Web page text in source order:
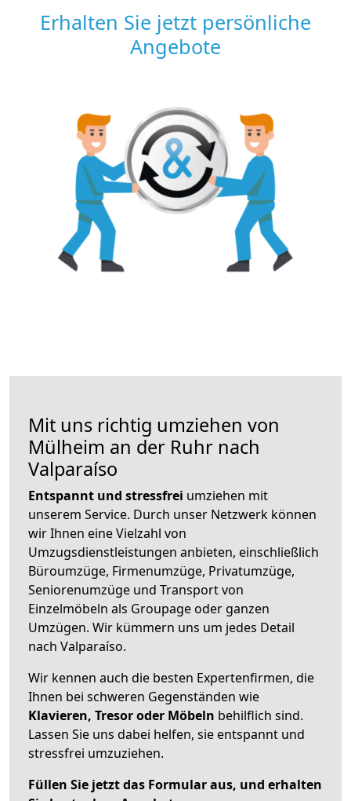
Erhalten Sie jetzt persönliche
Angebote
Mit uns richtig umziehen von
Mülheim an der Ruhr nach
Valparaíso
Entspannt und stressfrei umziehen mit
unserem Service. Durch unser Netzwerk können
wir Ihnen eine Vielzahl von
Umzugsdienstleistungen anbieten, einschließlich
Büroumzüge, Firmenumzüge, Privatumzüge,
Seniorenumzüge und Transport von
Einzelmöbeln als Groupage oder ganzen
Umzügen. Wir kümmern uns um jedes Detail
nach Valparaíso.
Wir kennen auch die besten Expertenfirmen, die
Ihnen bei schweren Gegenständen wie
Klavieren, Tresor oder Möbeln behilflich sind.
Lassen Sie uns dabei helfen, sie entspannt und
stressfrei umzuziehen.
Füllen Sie jetzt das Formular aus, und erhalten